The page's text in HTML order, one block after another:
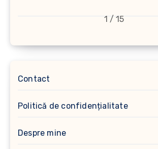
1 / 15
Contact
Politică de confidențialitate
Despre mine